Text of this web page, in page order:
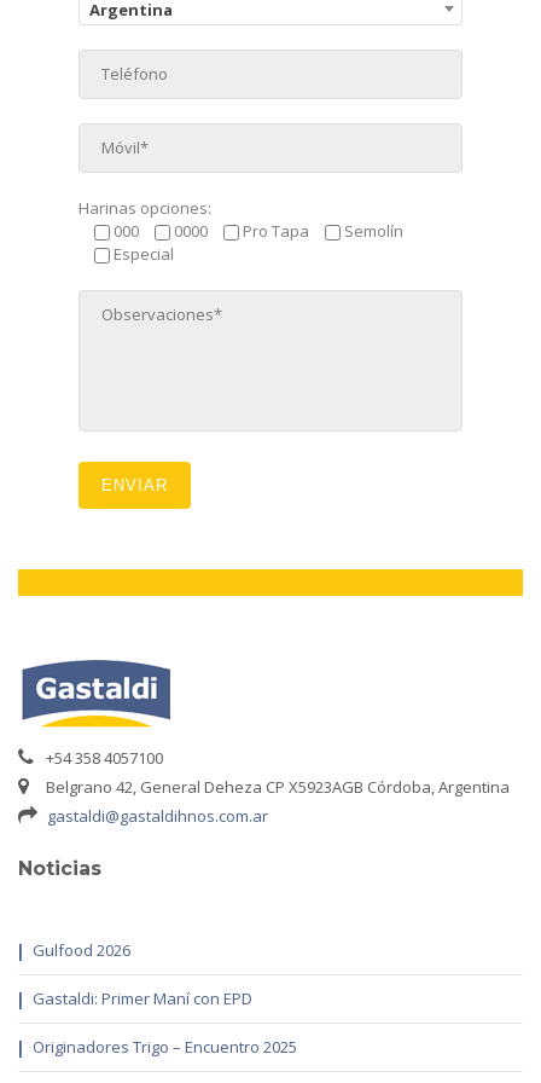
Argentina
Harinas opciones:
000
0000 Pro Tapa
Semolín
Especial
+54 358 4057100
Belgrano 42, General Deheza CP X5923AGB Córdoba, Argentina
gastaldi@gastaldihnos.com.ar
Noticias
Gulfood 2026
Gastaldi: Primer Maní con EPD
Originadores Trigo – Encuentro 2025